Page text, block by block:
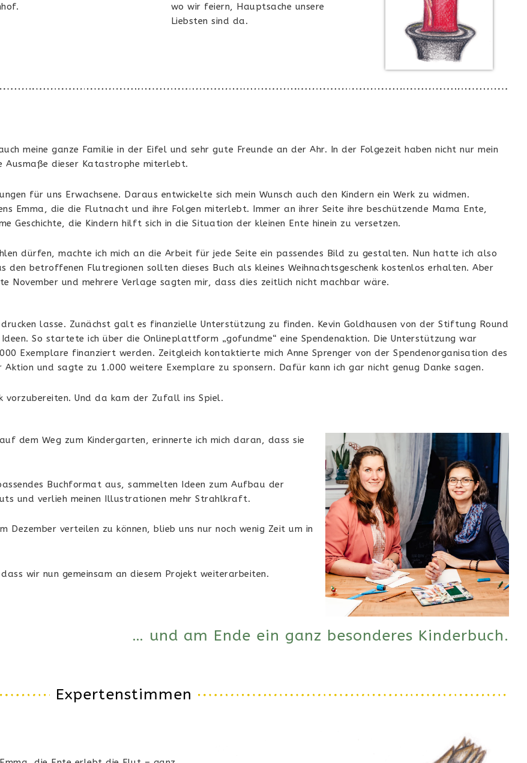
wo wir feiern, Hauptsache unsere
Liebsten sind da.
meine ganze Familie in der Eifel und sehr gute Freunde an der Ahr. In der Folgezeit haben nicht nur mein
Ausmaße dieser Katastrophe miterlebt.
für uns Erwachsene. Daraus entwickelte sich mein Wunsch auch den Kindern ein Werk zu widmen.
Emma, die die Flutnacht und ihre Folgen miterlebt. Immer an ihrer Seite ihre beschützende Mama Ente,
Geschichte, die Kindern hilft sich in die Situation der kleinen Ente hinein zu versetzen.
dürfen, machte ich mich an die Arbeit für jede Seite ein passendes Bild zu gestalten. Nun hatte ich also
den betroffenen Flutregionen sollten dieses Buch als kleines Weihnachtsgeschenk kostenlos erhalten. Aber
November und mehrere Verlage sagten mir, dass dies zeitlich nicht machbar wäre.
lasse. Zunächst galt es finanzielle Unterstützung zu finden. Kevin Goldhausen von der Stiftung Round
So startete ich über die Onlineplattform „gofundme“ eine Spendenaktion. Die Unterstützung war
Exemplare finanziert werden. Zeitgleich kontaktierte mich Anne Sprenger von der Spendenorganisation des
Aktion und sagte zu 1.000 weitere Exemplare zu sponsern. Dafür kann ich gar nicht genug Danke sagen.
vorzubereiten. Und da kam der Zufall ins Spiel.
dem Weg zum Kindergarten, erinnerte ich mich daran, dass sie
Buchformat aus, sammelten Ideen zum Aufbau der
und verlieh meinen Illustrationen mehr Strahlkraft.
Dezember verteilen zu können, blieb uns nur noch wenig Zeit um in
wir nun gemeinsam an diesem Projekt weiterarbeiten.
… und am Ende ein ganz besonderes Kinderbuch.
Expertenstimmen